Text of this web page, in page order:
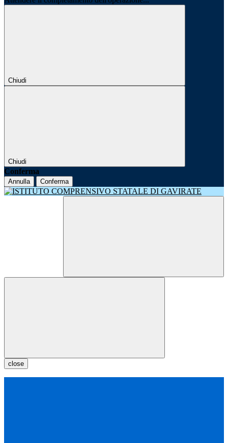
Chiudi
Chiudi
Conferma
Annulla Conferma
close